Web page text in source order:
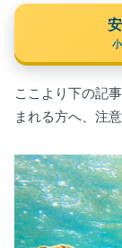
ここより下の記
まれる方へ、注